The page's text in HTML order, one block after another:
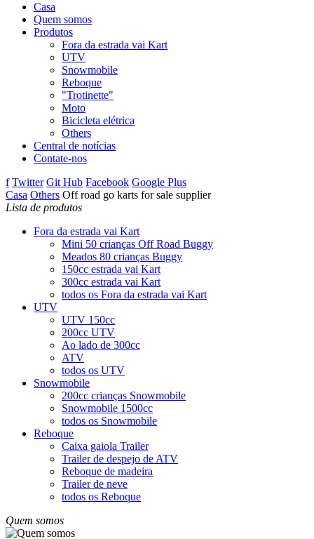
Casa
Quem somos
Produtos
Fora da estrada vai Kart
UTV
Snowmobile
Reboque
"Trotinette"
Moto
Bicicleta elétrica
Others
Central de notícias
Contate-nos
f Twitter Git Hub Facebook Google Plus
Casa Others Off road go karts for sale supplier
Lista de produtos
Fora da estrada vai Kart
Mini 50 crianças Off Road Buggy
Meados 80 crianças Buggy
150cc estrada vai Kart
300cc estrada vai Kart
todos os Fora da estrada vai Kart
UTV
UTV 150cc
200cc UTV
Ao lado de 300cc
ATV
todos os UTV
Snowmobile
200cc crianças Snowmobile
Snowmobile 1500cc
todos os Snowmobile
Reboque
Caixa gaiola Trailer
Trailer de despejo de ATV
Reboque de madeira
Trailer de neve
todos os Reboque
Quem somos